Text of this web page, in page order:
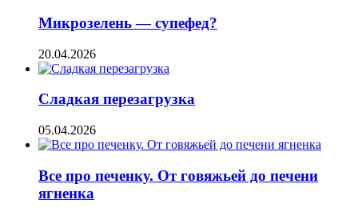
Микрозелень — супефед?
20.04.2026
Сладкая перезагрузка
05.04.2026
Все про печенку. От говяжьей до печени
ягненка